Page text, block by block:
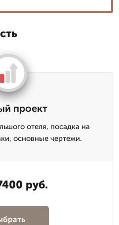
проект
отеля, посадка на
основные чертежи.
руб.